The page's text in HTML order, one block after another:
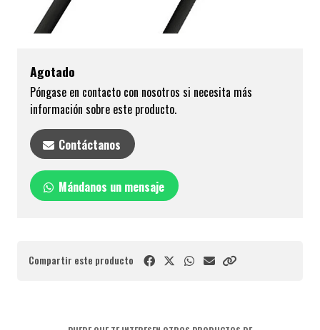
Agotado
Póngase en contacto con nosotros si necesita más
información sobre este producto.
Contáctanos
Mándanos un mensaje
Compartir este producto